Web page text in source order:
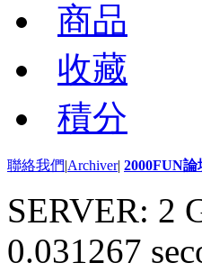
商品
收藏
積分
聯絡我們|Archiver| 2000FUN論
SERVER: 2
0.031267